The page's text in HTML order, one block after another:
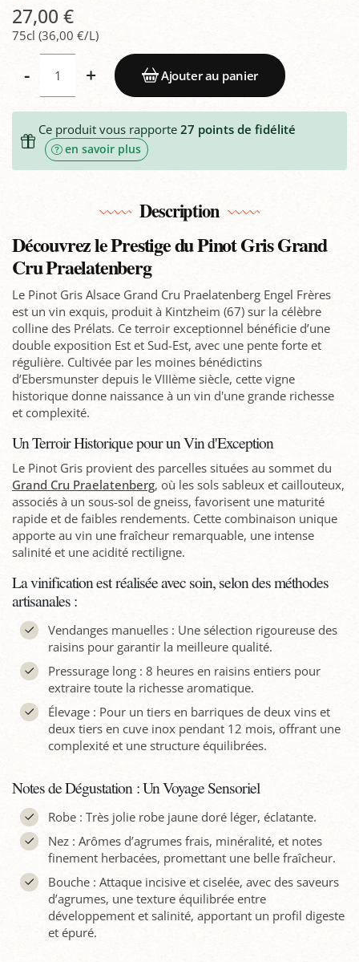
27,00 €
75cl (36,00 €/L)
- + Ajouter au panier
Ce produit vous rapporte27 points de fidélité
en savoir plus
Description
Découvrez le Prestige du Pinot Gris Grand
Cru Praelatenberg
Le Pinot Gris Alsace Grand Cru Praelatenberg Engel Frères
est un vin exquis, produit à Kintzheim (67) sur la célèbre
colline des Prélats. Ce terroir exceptionnel bénéficie d’une
double exposition Est et Sud-Est, avec une pente forte et
régulière. Cultivée par les moines bénédictins
d’Ebersmunster depuis le VIIIème siècle, cette vigne
historique donne naissance à un vin d'une grande richesse
et complexité.
Un Terroir Historique pour un Vin d'Exception
Le Pinot Gris provient des parcelles situées au sommet du
Grand Cru Praelatenberg, où les sols sableux et caillouteux,
associés à un sous-sol de gneiss, favorisent une maturité
rapide et de faibles rendements. Cette combinaison unique
apporte au vin une fraîcheur remarquable, une intense
salinité et une acidité rectiligne.
La vinification est réalisée avec soin, selon des méthodes
artisanales :
Vendanges manuelles : Une sélection rigoureuse des
raisins pour garantir la meilleure qualité.
Pressurage long : 8 heures en raisins entiers pour
extraire toute la richesse aromatique.
Élevage : Pour un tiers en barriques de deux vins et
deux tiers en cuve inox pendant 12 mois, offrant une
complexité et une structure équilibrées.
Notes de Dégustation : Un Voyage Sensoriel
Robe : Très jolie robe jaune doré léger, éclatante.
Nez : Arômes d’agrumes frais, minéralité, et notes
finement herbacées, promettant une belle fraîcheur.
Bouche : Attaque incisive et ciselée, avec des saveurs
d’agrumes, une texture équilibrée entre
développement et salinité, apportant un profil digeste
et épuré.